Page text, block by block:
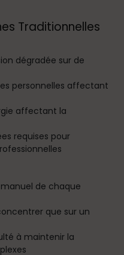
Traditionnelles
dégradée sur de
personnelles affectant
affectant la
requises pour
de chaque
que sur un
à maintenir la